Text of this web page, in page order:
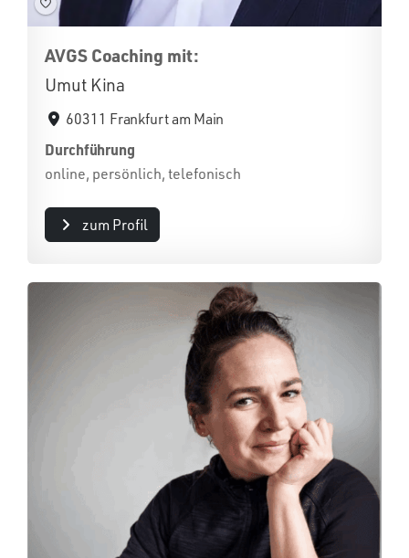
AVGS Coaching mit:
Umut Kina
60311 Frankfurt am Main
Durchführung
online, persönlich, telefonisch
zum Profil